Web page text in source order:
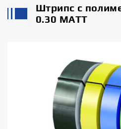
Штрипс с
0.30 MATT